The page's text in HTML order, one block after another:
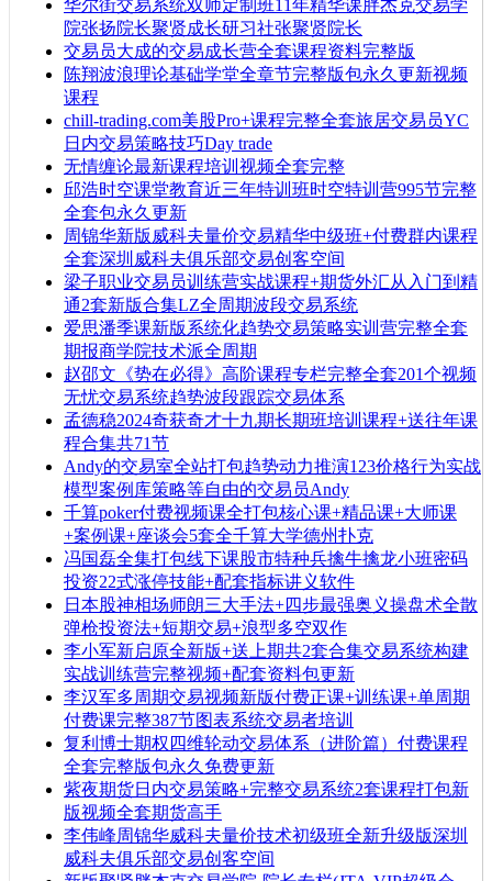
华尔街交易系统双师定制班11年精华课胖杰克交易学
院张扬院长聚贤成长研习社张聚贤院长
交易员大成的交易成长营全套课程资料完整版
陈翔波浪理论基础学堂全章节完整版包永久更新视频
课程
chill-trading.com美股Pro+课程完整全套旅居交易员YC
日内交易策略技巧Day trade
无情缠论最新课程培训视频全套完整
邱浩时空课堂教育近三年特训班时空特训营995节完整
全套包永久更新
周锦华新版威科夫量价交易精华中级班+付费群内课程
全套深圳威科夫俱乐部交易创客空间
梁子职业交易员训练营实战课程+期货外汇从入门到精
通2套新版合集LZ全周期波段交易系统
爱思潘季课新版系统化趋势交易策略实训营完整全套
期报商学院技术派全周期
赵邵文《势在必得》高阶课程专栏完整全套201个视频
无忧交易系统趋势波段跟踪交易体系
孟德稳2024奇获奇才十九期长期班培训课程+送往年课
程合集共71节
Andy的交易室全站打包趋势动力推演123价格行为实战
模型案例库策略等自由的交易员Andy
千算poker付费视频课全打包核心课+精品课+大师课
+案例课+座谈会5套全千算大学德州扑克
冯国磊全集打包线下课股市特种兵擒牛擒龙小班密码
投资22式涨停技能+配套指标讲义软件
日本股神相场师朗三大手法+四步最强奥义操盘术全散
弹枪投资法+短期交易+浪型多空双作
李小军新启原全新版+送上期共2套合集交易系统构建
实战训练营完整视频+配套资料包更新
李汉军多周期交易视频新版付费正课+训练课+单周期
付费课完整387节图表系统交易者培训
复利博士期权四维轮动交易体系（进阶篇）付费课程
全套完整版包永久免费更新
紫夜期货日内交易策略+完整交易系统2套课程打包新
版视频全套期货高手
李伟峰周锦华威科夫量价技术初级班全新升级版深圳
威科夫俱乐部交易创客空间